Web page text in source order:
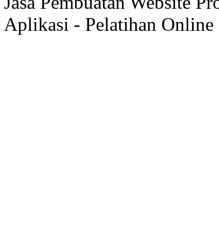
Aplikasi - Pelatihan Online